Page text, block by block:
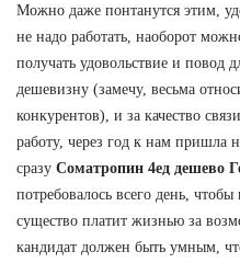
Можно даже понтанутся этим,
не надо работать, наоборот
получать удовольствие и повод
дешевизну (замечу, весьма
конкурентов), и за качество
работу, через год к нам пришла
сразу Cоматропин 4ед дешево
потребовалось всего день,
существо платит жизнью за
кандидат должен быть умным,